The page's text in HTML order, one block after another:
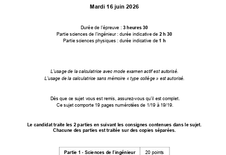
Mardi 16 juin 2026
Durée de l’épreuve : 3 heures 30
Partie sciences de l’ingénieur : durée indicative de 2 h 30
Partie sciences physiques : durée indicative de 1 h
L’usage de la calculatrice avec mode examen actif est autorisé.
L’usage de la calculatrice sans mémoire « type collège » est autorisé.
Dès que ce sujet vous est remis, assurez-vous qu’il est complet.
Ce sujet comporte 19 pages numérotées de 1/19 à 19/19.
Le candidat traite les 2 parties en suivant les consignes contenues dans le sujet.
Chacune des parties est traitée sur des copies séparées.
Partie 1 - Sciences de l’ingénieur 20 points